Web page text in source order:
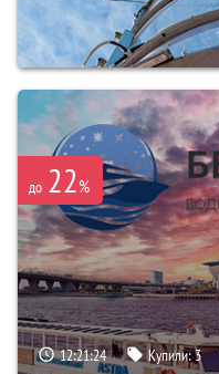
до 22%
12:21:22 Купили:3